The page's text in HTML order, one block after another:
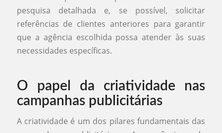
pesquisa detalhada e, se possível, solicitar
referências de clientes anteriores para garantir
que a agência escolhida possa atender às suas
necessidades específicas.
O papel da criatividade nas
campanhas publicitárias
A criatividade é um dos pilares fundamentais das